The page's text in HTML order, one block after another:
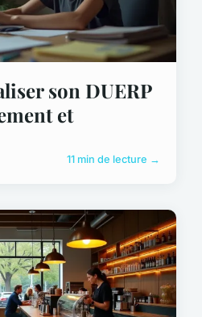
son DUERP
et
11 min de lecture →